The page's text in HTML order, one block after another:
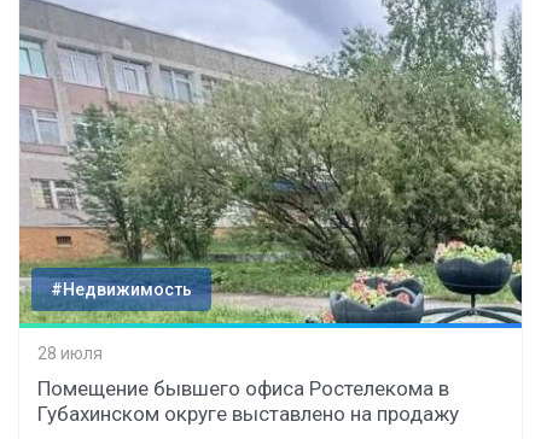
#Недвижимость
28 июля
Помещение бывшего офиса Ростелекома в
Губахинском округе выставлено на продажу